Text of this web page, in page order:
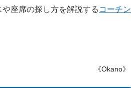
座席の探し方を解説する コーチン
《Okano》